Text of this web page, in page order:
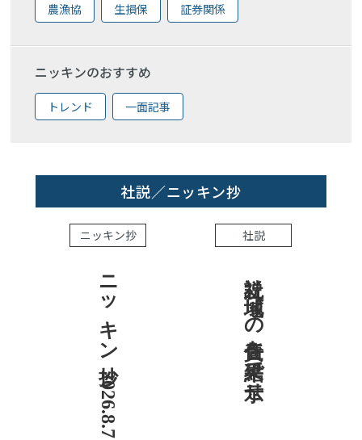
農漁協 生損保 証券関係
ニッキンのおすすめ
トレンド 一面記事
社説／ニッキン抄
ニッキン抄
ニッキン抄 2026.8.7
社説
社説 地域への責任を結果で示せ